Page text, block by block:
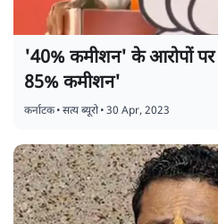
'40% कमीशन' के आरोपों पर
85% कमीशन'
कर्नाटक•सत्य ब्यूरो•30 Apr, 2023